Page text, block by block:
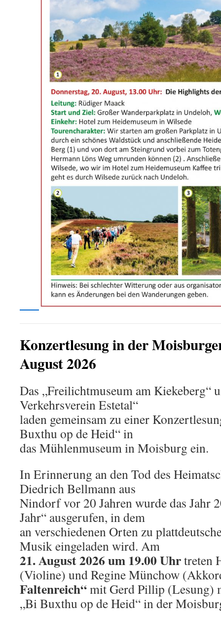
Konzertlesung in der
August 2026
Das „Freilichtmuseum am Kiekeberg“
Verkehrsverein Estetal“
laden gemeinsam zu einer
Buxthu op de Heid“ in
das Mühlenmuseum in Moisburg ein.
In Erinnerung an den Tod des
Diedrich Bellmann aus
Nindorf vor 20 Jahren wurde das Jahr
Jahr“ ausgerufen, in dem
an verschiedenen Orten zu
Musik eingeladen wird. Am
21. August 2026 um 19.00 Uhrtreten
(Violine) und Regine Münchow
Faltenreich“mit Gerd Pillip (Lesung)
„Bi Buxthu op de Heid“ in der